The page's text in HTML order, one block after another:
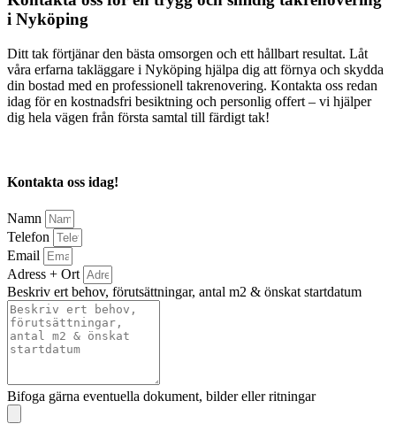
i Nyköping
Ditt tak förtjänar den bästa omsorgen och ett hållbart resultat. Låt
våra erfarna takläggare i Nyköping hjälpa dig att förnya och skydda
din bostad med en professionell takrenovering. Kontakta oss redan
idag för en kostnadsfri besiktning och personlig offert – vi hjälper
dig hela vägen från första samtal till färdigt tak!
Kontakta oss idag!
Namn
Telefon
Email
Adress + Ort
Beskriv ert behov, förutsättningar, antal m2 & önskat startdatum
Bifoga gärna eventuella dokument, bilder eller ritningar